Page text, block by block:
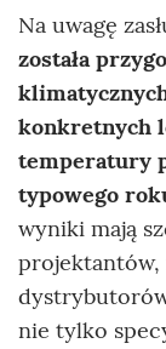
Na uwagę
została
konkretnych
temperatury
typowego
wyniki mają
nie tylko